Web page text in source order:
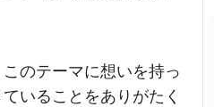
のテーマに想いを持っ
いることをありがたく